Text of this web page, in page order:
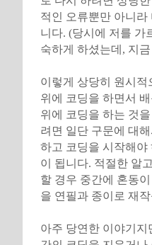
적인 오류뿐만 아니
니다. (당시에 저를 가
숙하게 하셨는데, 지
이렇게 상당히 원시
위에 코딩을 하면서
위에 코딩을 하는 것
려면 일단 구문에 대
하고 코딩을 시작해야
이 됩니다. 적절한 알
할 경우 중간에 혼동
을 연필과 종이로 재
아주 당연한 이야기